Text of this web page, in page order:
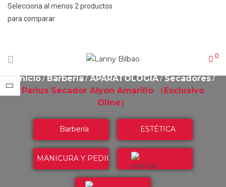
Selecciona al menos 2 productos
para comparar
0
Inicio Barbería APARATOLOGIA
Secadores
Parlux Secador Alyon Amarillo （Exclusivo
Oline）
Barbería ESTÉTICA
MANICURA Y PEDICURA